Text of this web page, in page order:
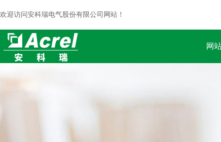
欢迎访问安科瑞电气股份有限公司网站！
网